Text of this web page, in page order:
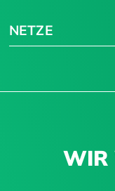
NETZE
WIR